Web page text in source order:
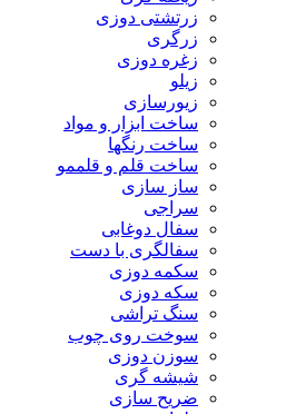
زرتشتی دوزی
زرگری
زغره دوزی
زیلو
زیورسازی
ساخت ابزار و مواد
ساخت رنگها
ساخت قلم و قلممو
ساز سازی
سراجی
سفال دوغابی
سفالگری با دست
سکمه دوزی
سکه دوزی
سنگ تراشی
سوخت روی چوب
سوزن دوزی
شیشه گری
ضریح سازی